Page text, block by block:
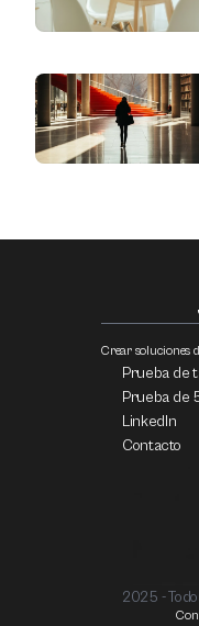
Crear soluciones
Prueba de
Prueba de
LinkedIn
Contacto
2025 -